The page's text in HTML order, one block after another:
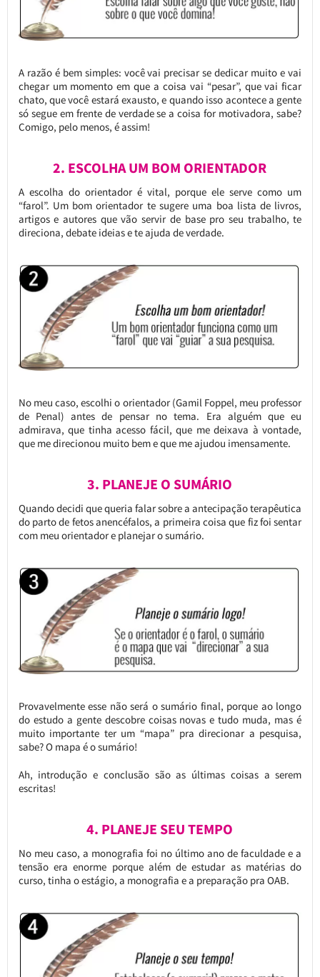
A razão é bem simples: você vai precisar se dedicar muito e vai
chegar um momento em que a coisa vai “pesar”, que vai ficar
chato, que você estará exausto, e quando isso acontece a gente
só segue em frente de verdade se a coisa for motivadora, sabe?
Comigo, pelo menos, é assim!
2. ESCOLHA UM BOM ORIENTADOR
A escolha do orientador é vital, porque ele serve como um
“farol”. Um bom orientador te sugere uma boa lista de livros,
artigos e autores que vão servir de base pro seu trabalho, te
direciona, debate ideias e te ajuda de verdade.
No meu caso, escolhi o orientador (Gamil Foppel, meu professor
de Penal) antes de pensar no tema. Era alguém que eu
admirava, que tinha acesso fácil, que me deixava à vontade,
que me direcionou muito bem e que me ajudou imensamente.
3. PLANEJE O SUMÁRIO
Quando decidi que queria falar sobre a antecipação terapêutica
do parto de fetos anencéfalos, a primeira coisa que fiz foi sentar
com meu orientador e planejar o sumário.
Provavelmente esse não será o sumário final, porque ao longo
do estudo a gente descobre coisas novas e tudo muda, mas é
muito importante ter um “mapa” pra direcionar a pesquisa,
sabe? O mapa é o sumário!
Ah, introdução e conclusão são as últimas coisas a serem
escritas!
4. PLANEJE SEU TEMPO
No meu caso, a monografia foi no último ano de faculdade e a
tensão era enorme porque além de estudar as matérias do
curso, tinha o estágio, a monografia e a preparação pra OAB.